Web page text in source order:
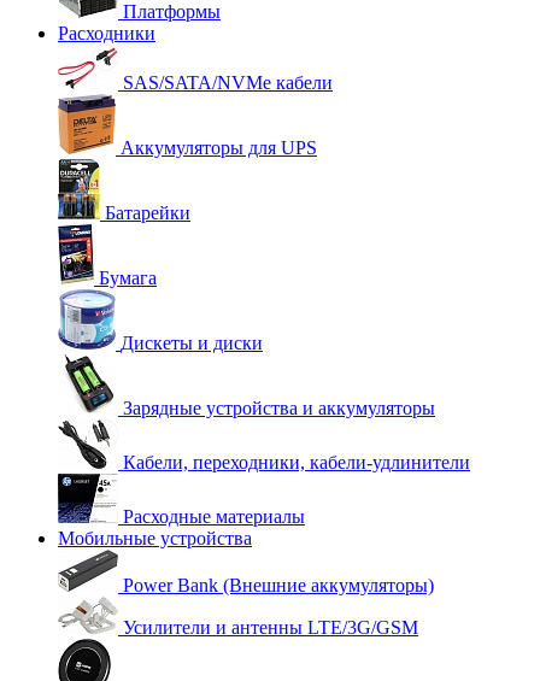
Платформы
Расходники
SAS/SATA/NVMe кабели
Аккумуляторы для UPS
Батарейки
Бумага
Дискеты и диски
Зарядные устройства и аккумуляторы
Кабели, переходники, кабели-удлинители
Расходные материалы
Мобильные устройства
Power Bank (Внешние аккумуляторы)
Усилители и антенны LTE/3G/GSM